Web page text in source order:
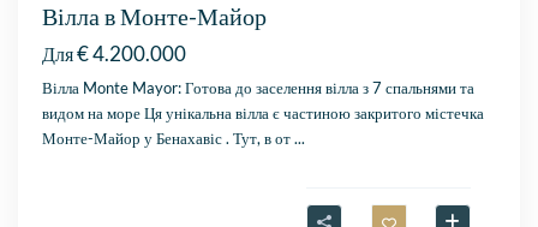
Вілла в Монте-Майор
Для€ 4.200.000
Вілла Monte Mayor: Готова до заселення вілла з 7 спальнями та
видом на море Ця унікальна вілла є частиною закритого містечка
Монте-Майор у Бенахавіс . Тут, в от...